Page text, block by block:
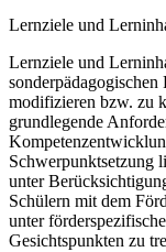
Lernziele und
Lernziele und
modifizieren bzw. zu
grundlegende
Schwerpunktsetzung
unter
Schülern mit dem
unter
Gesichtspunkten zu